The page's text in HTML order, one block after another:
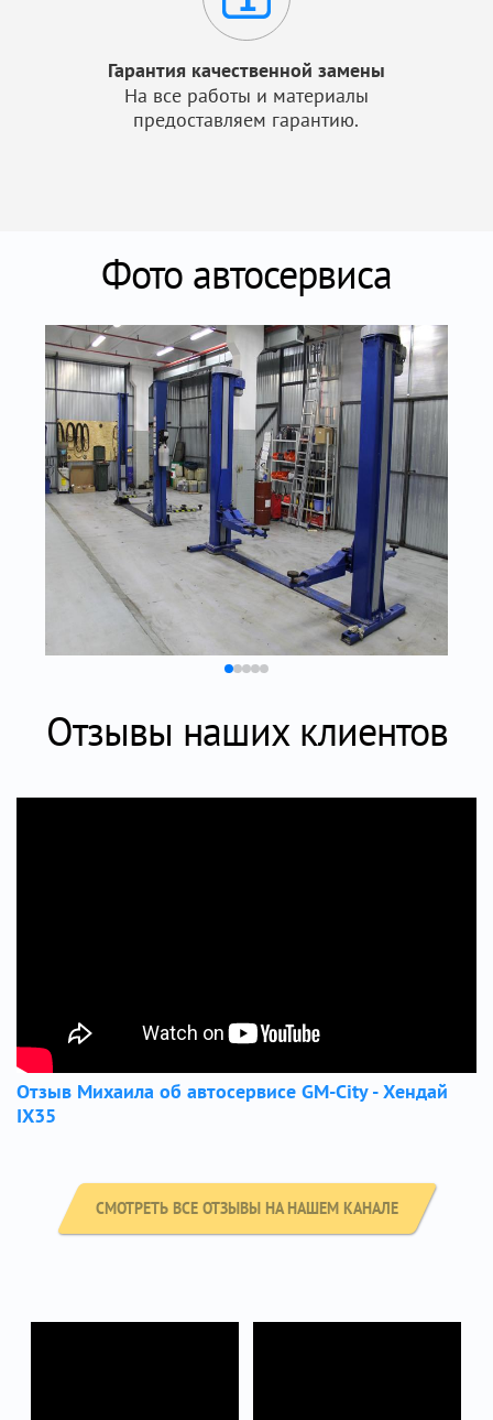
Гарантия качественной замены
На все работы и материалы
предоставляем гарантию.
Фото автосервиса
Отзывы наших клиентов
Отзыв Михаила об автосервисе GM-City - Хендай
IX35
СМОТРЕТЬ ВСЕ ОТЗЫВЫ НА НАШЕМ КАНАЛЕ